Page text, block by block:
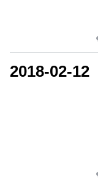
2018-02-12